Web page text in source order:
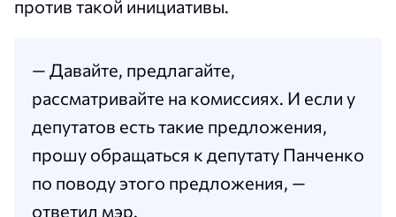
против такой инициативы.
— Давайте, предлагайте,
рассматривайте на комиссиях. И если у
депутатов есть такие предложения,
прошу обращаться к депутату Панченко
по поводу этого предложения, —
ответил мэр.